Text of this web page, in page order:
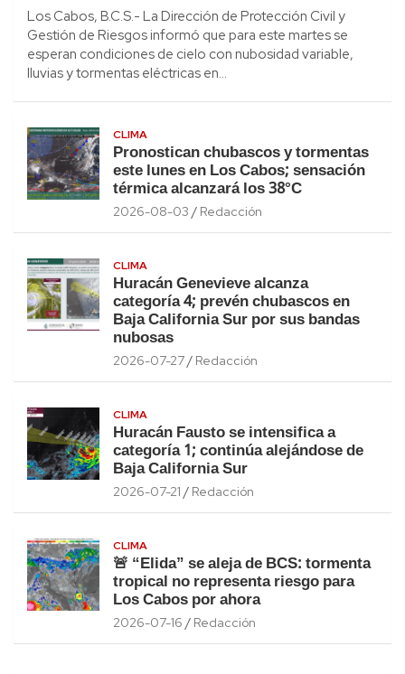
Los Cabos, B.C.S.- La Dirección de Protección Civil y
Gestión de Riesgos informó que para este martes se
esperan condiciones de cielo con nubosidad variable,
lluvias y tormentas eléctricas en…
CLIMA
Pronostican chubascos y tormentas
este lunes en Los Cabos; sensación
térmica alcanzará los 38°C
2026-08-03 Redacción
CLIMA
Huracán Genevieve alcanza
categoría 4; prevén chubascos en
Baja California Sur por sus bandas
nubosas
2026-07-27 Redacción
CLIMA
Huracán Fausto se intensifica a
categoría 1; continúa alejándose de
Baja California Sur
2026-07-21 Redacción
CLIMA
🚨 “Elida” se aleja de BCS: tormenta
tropical no representa riesgo para
Los Cabos por ahora
2026-07-16 Redacción